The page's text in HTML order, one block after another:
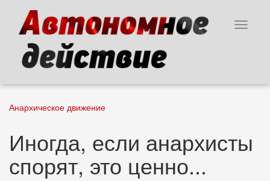
основному
содержанию
Toggle
Анархическое движение
Иногда, если анархисты
спорят, это ценно...